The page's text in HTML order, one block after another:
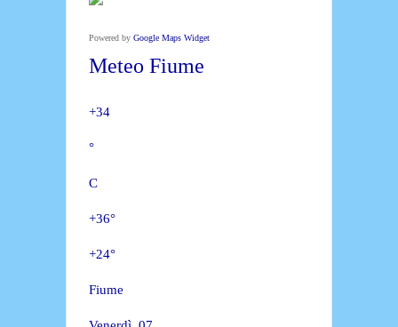
Powered by Google Maps Widget
Meteo Fiume
+34
°
C
+36°
+24°
Fiume